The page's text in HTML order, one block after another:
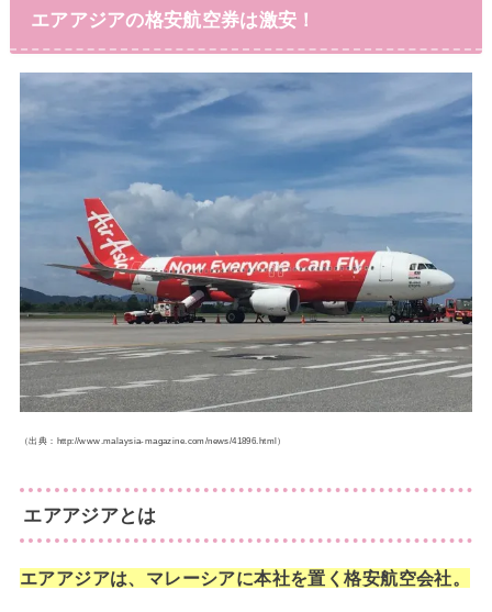
エアアジアの格安航空券は激安！
（出典：http://www.malaysia-magazine.com/news/41896.html）
エアアジアとは
エアアジアは、マレーシアに本社を置く格安航空会社。